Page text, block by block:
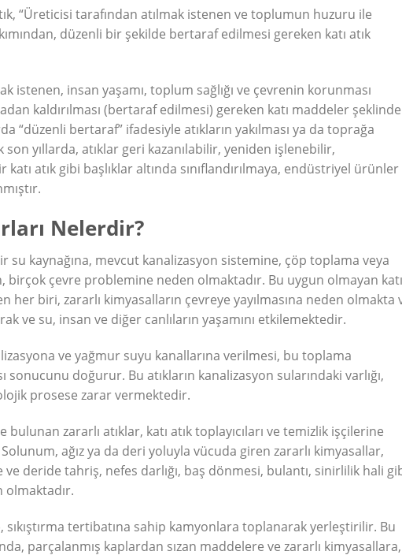
“Üreticisi tarafından atılmak istenen ve toplumun huzuru ile
düzenli bir şekilde bertaraf edilmesi gereken katı atık
istenen, insan yaşamı, toplum sağlığı ve çevrenin korunması
kaldırılması (bertaraf edilmesi) gereken katı maddeler şeklinde
“düzenli bertaraf” ifadesiyle atıkların yakılması ya da toprağa
yıllarda, atıklar geri kazanılabilir, yeniden işlenebilir,
atık gibi başlıklar altında sınıflandırılmaya, endüstriyel ürünler
Nelerdir?
su kaynağına, mevcut kanalizasyon sistemine, çöp toplama veya
birçok çevre problemine neden olmaktadır. Bu uygun olmayan katı
her biri, zararlı kimyasalların çevreye yayılmasına neden olmakta
ve su, insan ve diğer canlıların yaşamını etkilemektedir.
ve yağmur suyu kanallarına verilmesi, bu toplama
doğurur. Bu atıkların kanalizasyon sularındaki varlığı,
prosese zarar vermektedir.
zararlı atıklar, katı atık toplayıcıları ve temizlik işçilerine
ağız ya da deri yoluyla vücuda giren zararlı kimyasallar,
deride tahriş, nefes darlığı, baş dönmesi, bulantı, sinirlilik hali
olmaktadır.
sıkıştırma tertibatına sahip kamyonlara toplanarak yerleştirilir. Bu
parçalanmış kaplardan sızan maddelere ve zararlı kimyasallara,